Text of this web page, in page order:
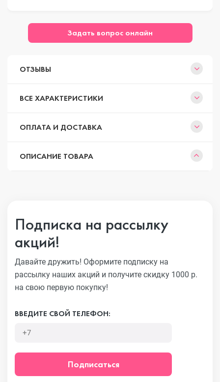
Задать вопрос онлайн
ОТЗЫВЫ
ВСЕ ХАРАКТЕРИСТИКИ
ОПЛАТА И ДОСТАВКА
ОПИСАНИЕ ТОВАРА
Подписка на рассылку
акций!
Давайте дружить! Оформите подписку на
рассылку наших акций и получите скидку 1000 р.
на свою первую покупку!
ВВЕДИТЕ СВОЙ ТЕЛЕФОН:
Подписаться